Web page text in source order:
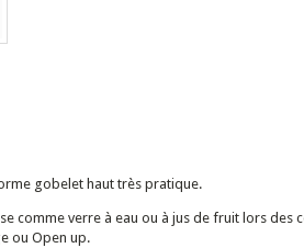
gobelet haut très pratique.
comme verre à eau ou à jus de fruit lors
ou Open up.